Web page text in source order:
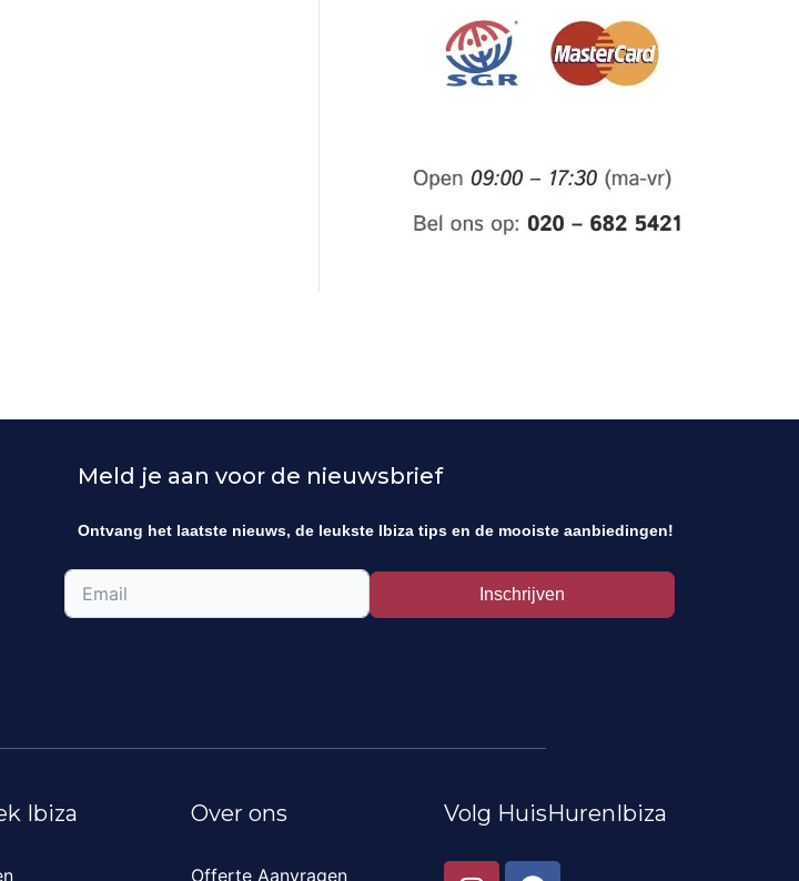
Meld je aan voor de nieuwsbrief
Ontvang het laatste nieuws, de leukste Ibiza tips en de mooiste aanbiedingen!
Inschrijven
Ibiza Over ons
Offerte Aanvragen
Volg HuisHurenIbiza
I F